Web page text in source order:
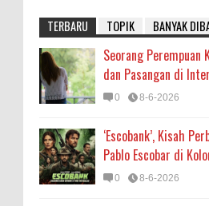
TERBARU TOPIK BANYAK
Seorang Perempuan
dan Pasangan di
0 8-6-2026
‘Escobank’, Kisah
Pablo Escobar di
0 8-6-2026